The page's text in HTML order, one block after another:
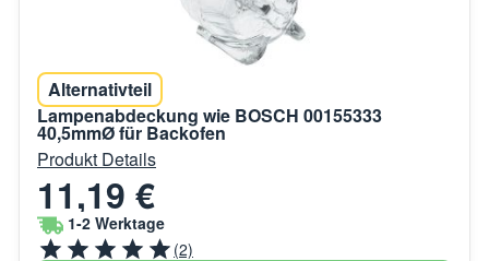
Alternativteil
Lampenabdeckung wie BOSCH 00155333
40,5mmØ für Backofen
Produkt Details
11,19 €
1-2 Werktage
(2)